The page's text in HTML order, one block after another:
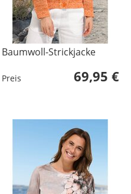
Baumwoll-Strickjacke
Preis 69,95 €